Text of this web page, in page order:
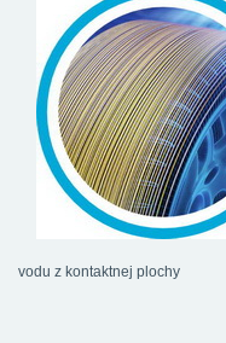
vodu z kontaktnej plochy